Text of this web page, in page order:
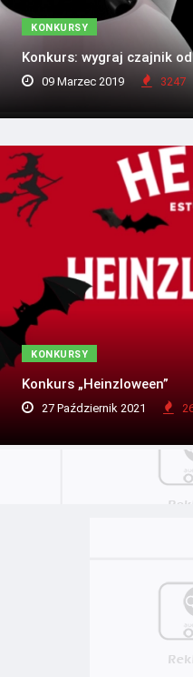
KONKURSY
Konkurs: wygraj czajnik
09 Marzec 2019 3247
KONKURSY
Konkurs „Heinzloween”
27 Październik 2021